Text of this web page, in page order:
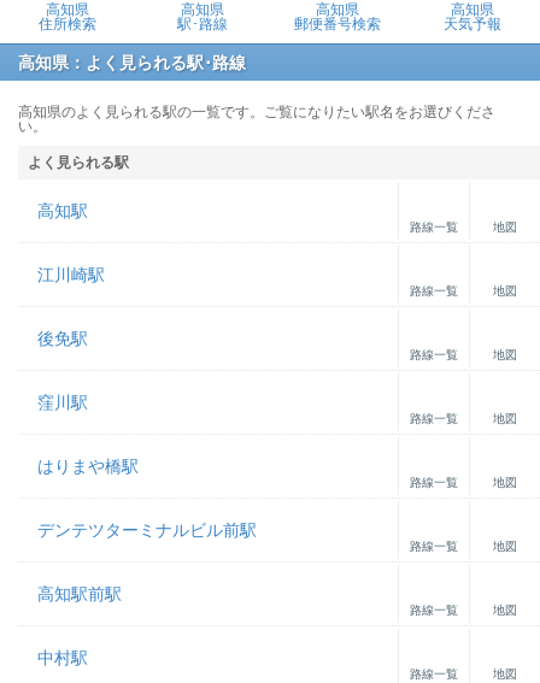
高知県
住所検索
高知県
駅･路線
高知県
郵便番号検索
高知県
天気予報
高知県：よく見られる駅･路線
高知県のよく見られる駅の一覧です。ご覧になりたい駅名をお選びくださ
い。
よく見られる駅
高知駅
路線一覧 地図
江川崎駅
路線一覧 地図
後免駅
路線一覧 地図
窪川駅
路線一覧 地図
はりまや橋駅
路線一覧 地図
デンテツターミナルビル前駅
路線一覧 地図
高知駅前駅
路線一覧 地図
中村駅
路線一覧 地図